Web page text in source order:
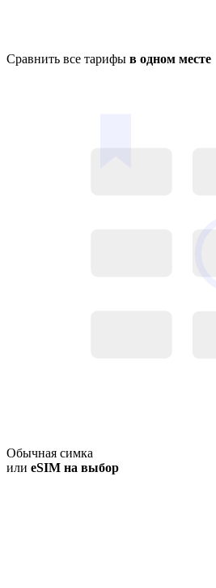
Сравнить все тарифы в одном месте
Обычная симка
или eSIM на выбор